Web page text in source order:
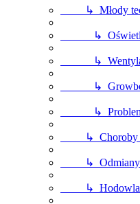
↳ Młody
↳
↳
↳ Growboxy
↳ Problemy
↳ Choroby i
↳ Odmiany
↳ Hodowla –